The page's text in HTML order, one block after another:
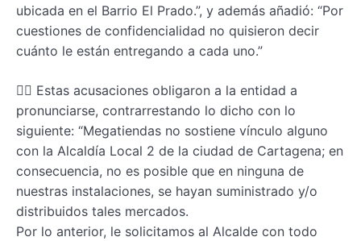
ubicada en el Barrio El Prado.”, y además añadió: “Por
cuestiones de confidencialidad no quisieron decir
cuánto le están entregando a cada uno.”
✍🏻 Estas acusaciones obligaron a la entidad a
pronunciarse, contrarrestando lo dicho con lo
siguiente: “Megatiendas no sostiene vínculo alguno
con la Alcaldía Local 2 de la ciudad de Cartagena; en
consecuencia, no es posible que en ninguna de
nuestras instalaciones, se hayan suministrado y/o
distribuidos tales mercados.
Por lo anterior, le solicitamos al Alcalde con todo